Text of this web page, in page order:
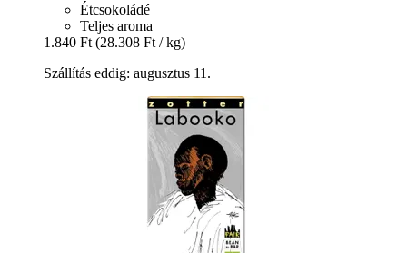
Étcsokoládé
Teljes aroma
1.840 Ft (28.308 Ft / kg)
Szállítás eddig: augusztus 11.